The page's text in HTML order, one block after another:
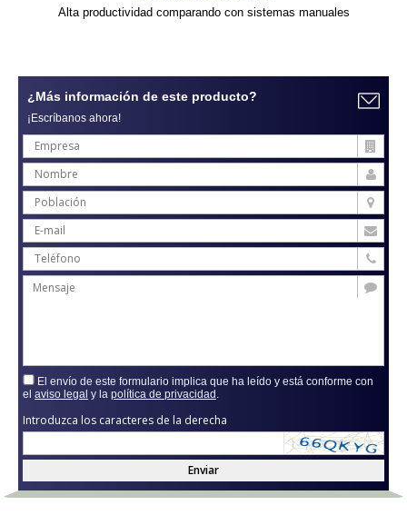
Alta productividad comparando con sistemas manuales
¿Más información de este producto?
¡Escríbanos ahora!
El envío de este formulario implica que ha leído y está conforme con
el aviso legal y la política de privacidad
Introduzca los caracteres de la derecha
Enviar